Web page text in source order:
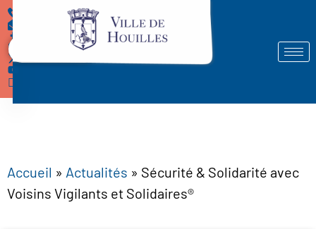
Démarches
Accueil » Actualités » Sécurité & Solidarité avec
Voisins Vigilants et Solidaires®